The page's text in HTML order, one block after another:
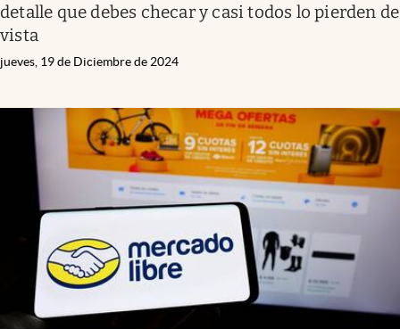
detalle que debes checar y casi todos lo pierden de
vista
jueves, 19 de Diciembre de 2024